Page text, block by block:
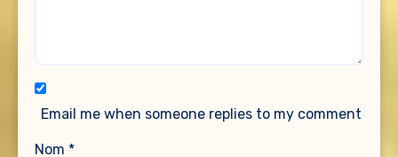
Email me when someone replies to my comment
Nom *